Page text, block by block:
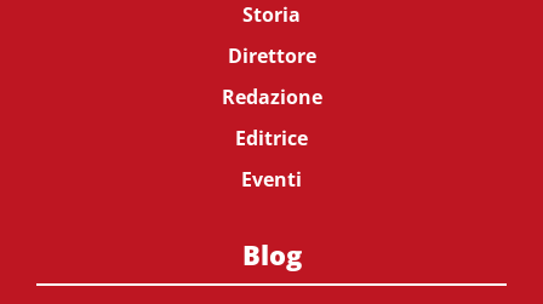
Storia
Direttore
Redazione
Editrice
Eventi
Blog